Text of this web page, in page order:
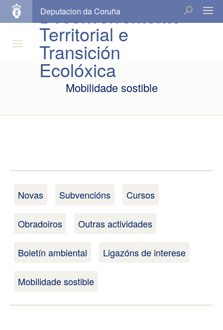
Deputacion da Coruña
Desenvolvemento
Territorial e
Transición
Ecolóxica
Mobilidade sostible
Novas Subvencións Cursos
Obradoiros Outras actividades
Boletín ambiental Ligazóns de interese
Mobilidade sostible